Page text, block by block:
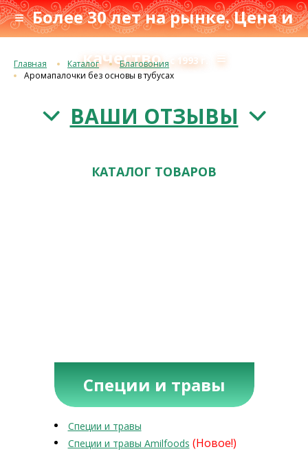
≡ Более 30 лет на рынке. Цена и
качество с 1993 г. ≡
Главная Каталог
Благовония
Аромапалочки без основы в тубусах
ВАШИ ОТЗЫВЫ
КАТАЛОГ ТОВАРОВ
Специи и травы
Специи и травы
Специи и травы Amilfoods (Новое!)